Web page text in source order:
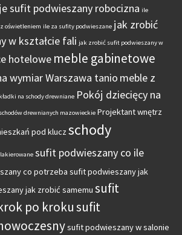
sufit podwieszany robocizna ile
oświetleniem ile za sufity podwieszane jak zrobić
w kształcie fali jak zrobić sufit podwieszany w
hotelowe meble gabinetowe
wymiar Warszawa tanio meble z
na schody drewniane Pokój dziecięcy na
drewnianych mazowieckie Projektant wnętrz
pod klucz schody
lakierowane sufit podwieszany co ile
co potrzeba sufit podwieszany jak
jak zrobić samemu sufit
po krokusufit
sufit podwieszany w salonie